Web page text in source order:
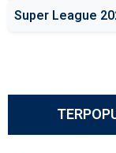
Super League